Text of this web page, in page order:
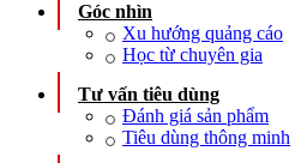
Góc nhìn
Xu hướng quảng cáo
Học từ chuyên gia
Tư vấn tiêu dùng
Đánh giá sản phẩm
Tiêu dùng thông minh